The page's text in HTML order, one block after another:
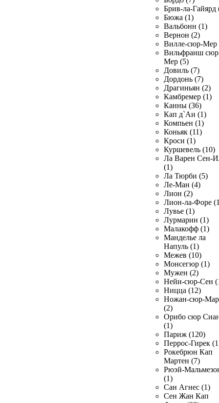
Брив-ла-Гайярд
Бюжа (1)
Вальбонн (1)
Вернон (2)
Вилле-сюр-Мер
Вильфранш сюр
Мер (5)
Довиль (7)
Дордонь (7)
Драгиньян (2)
Камбремер (1)
Канны (36)
Кап д`Аи (1)
Компьен (1)
Коньяк (11)
Кроси (1)
Куршевель (10)
Ла Варен Сен-
(1)
Ла Тюрби (5)
Ле-Ман (4)
Лион (2)
Лион-ла-Форе
Лувье (1)
Лурмарин (1)
Малакофф (1)
Манделье ла
Напуль (1)
Межев (10)
Монсегюр (1)
Мужен (2)
Нейи-сюр-Сен
Ницца (12)
Ножан-сюр-
(2)
Орибо сюр
(1)
Париж (120)
Перрос-Гирек
Рокебрюн Кап
Мартен (7)
Рюэй-
(1)
Сан Агнес (1)
Сен Жан Кап